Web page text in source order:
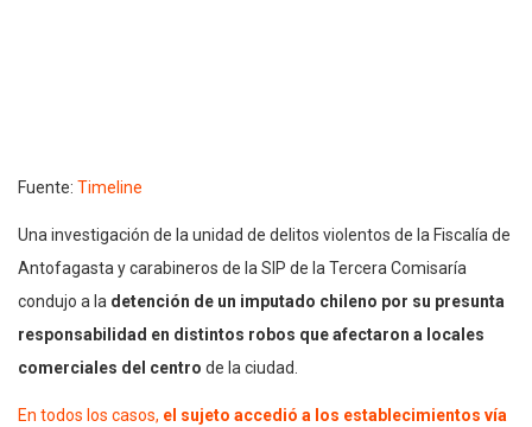
Fuente: Timeline
Una investigación de la unidad de delitos violentos de la Fiscalía de
Antofagasta y carabineros de la SIP de la Tercera Comisaría
condujo a la detención de un imputado chileno por su presunta
responsabilidad en distintos robos que afectaron a locales
comerciales del centro de la ciudad.
En todos los casos, el sujeto accedió a los establecimientos vía